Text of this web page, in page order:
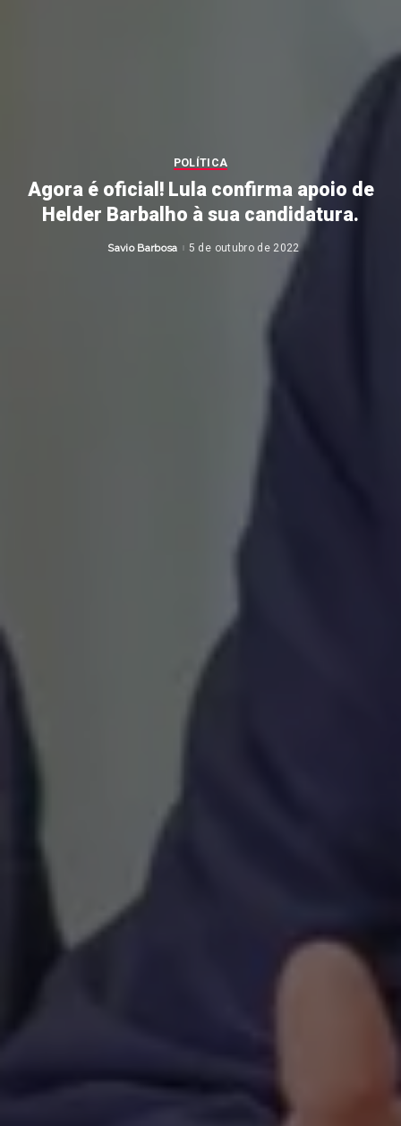
POLÍTICA
Agora é oficial! Lula confirma apoio de
Helder Barbalho à sua candidatura.
Posted
Savio Barbosa 5 de outubro de 2022